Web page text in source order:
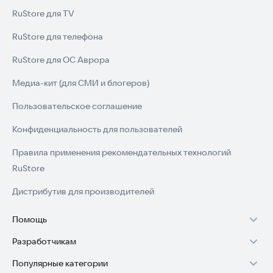
RuStore для TV
RuStore для телефона
RuStore для ОС Аврора
Медиа-кит (для СМИ и блогеров)
Пользовательское соглашение
Конфиденциальность для пользователей
Правила применения рекомендательных технологий
RuStore
Дистрибутив для производителей
Помощь
Установка RuStore на TV
Установка RuStore на телефон
Разработчикам
Зарабатывать с RuStore
Популярные категории